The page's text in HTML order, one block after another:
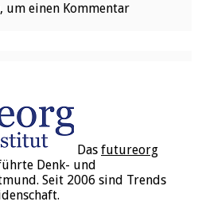
um einen Kommentar
Das futureorg
Denk- und
Seit 2006 sind Trends